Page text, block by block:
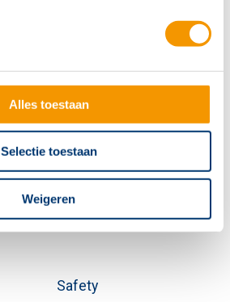
Alles toestaan
Selectie toestaan
Weigeren
Safety